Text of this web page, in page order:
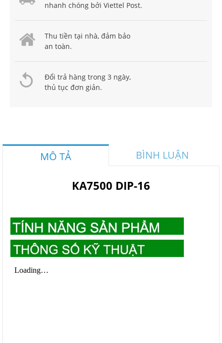
nhanh chóng bởi Viettel Post.
Thu tiền tại nhà, đảm bảo
an toàn.
Đổi trả hàng trong 3 ngày,
thủ tục đơn giản.
MÔ TẢ BÌNH LUẬN
KA7500 DIP-16